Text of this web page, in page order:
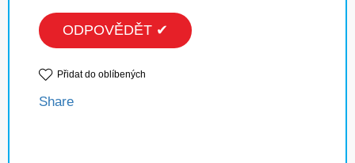
ODPOVĚDĚT ✔
Přidat do oblíbených
Share